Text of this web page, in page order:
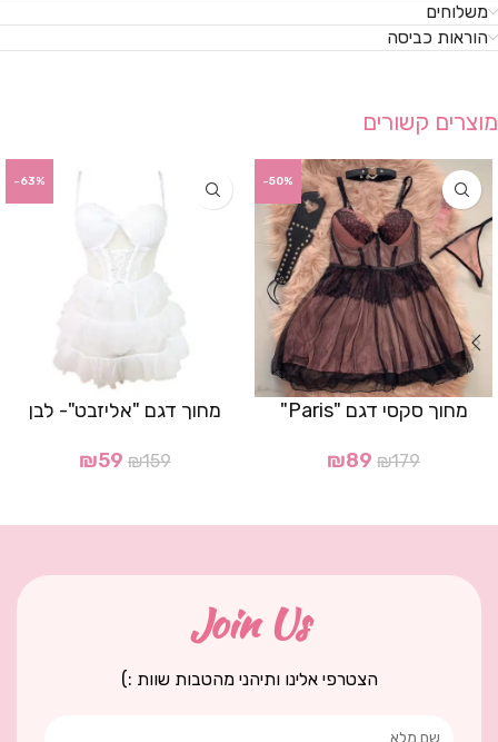
משלוחים
הוראות כביסה
מוצרים קשורים
-50%
מחוך סקסי דגם "Paris"
₪179
₪89
-63%
מחוך דגם "אליזבט"- לבן
₪159
₪59
Join Us
הצטרפי אלינו ותיהני מהטבות שוות :)